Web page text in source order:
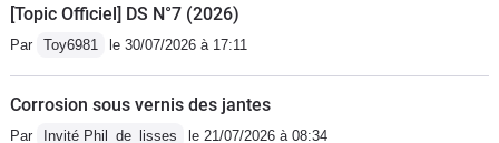
[Topic Officiel] DS N°7 (2026)
Par Toy6981 le 30/07/2026 à 17:11
Corrosion sous vernis des jantes
Par Invité Phil_de_lisses le 21/07/2026 à 08:34